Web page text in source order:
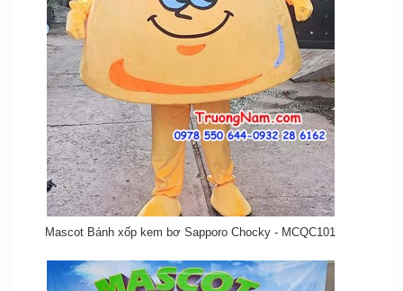
Mascot Bánh xốp kem bơ Sapporo Chocky - MCQC101